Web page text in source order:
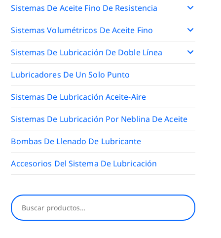
Sistemas De Aceite Fino De Resistencia
Sistemas Volumétricos De Aceite Fino
Sistemas De Lubricación De Doble Línea
Lubricadores De Un Solo Punto
Sistemas De Lubricación Aceite-Aire
Sistemas De Lubricación Por Neblina De Aceite
Bombas De Llenado De Lubricante
Accesorios Del Sistema De Lubricación
Buscar